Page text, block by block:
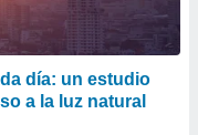
día: un estudio
a la luz natural